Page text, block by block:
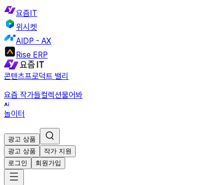
요즘IT
위시켓
AIDP - AX
Rise ERP
콘텐츠프로덕트 밸리
요즘 작가들컬렉션물어봐
놀이터
광고 상품
광고 상품
작가 지원
로그인
회원가입